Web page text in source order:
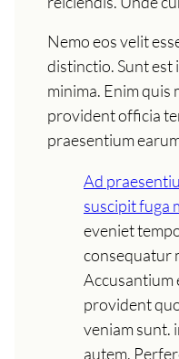
Nemo eos velit
distinctio. Sunt est
minima. Enim quis
provident officia
praesentium
Ad
suscipit fuga
eveniet
consequatur
Accusantium
provident
veniam sunt.
autem.